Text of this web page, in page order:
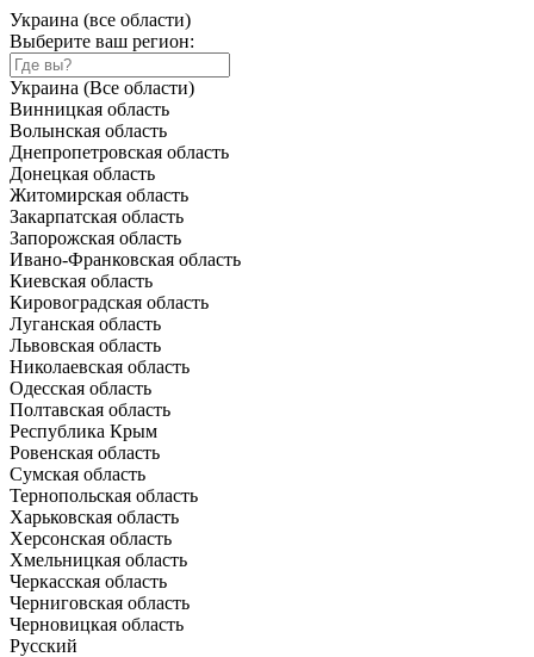
Украина (все области)
Выберите ваш регион:
Украина (Все области)
Винницкая область
Волынская область
Днепропетровская область
Донецкая область
Житомирская область
Закарпатская область
Запорожская область
Ивано-Франковская область
Киевская область
Кировоградская область
Луганская область
Львовская область
Николаевская область
Одесская область
Полтавская область
Республика Крым
Ровенская область
Сумская область
Тернопольская область
Харьковская область
Херсонская область
Хмельницкая область
Черкасская область
Черниговская область
Черновицкая область
Русский